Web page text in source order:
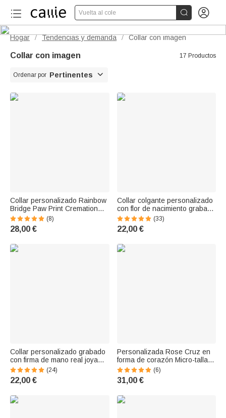
Vuelta al cole  
Hogar / Tendencias y demanda / Collar con imagen
Collar con imagen 17 Productos
Ordenar por Pertinentes 
Collar personalizado Rainbow
Bridge Paw Print Cremation
Urn para cenizas con texto
grabado y retrato Birthday
Memorial Gift for Cat Dog
(8)
28,00 €
Collar colgante personalizado
con flor de nacimiento grabada
y foto regalo de Día de la
Madre o cumpleaños para
mujer
(33)
22,00 €
Collar personalizado grabado
con firma de mano real joya
conmemorativa regalo de
cumpleaños o aniversario
para mujeres
(24)
22,00 €
Personalizada Rose Cruz en
forma de corazón Micro-tallado
collar de proyección de fotos
Cumpleaños Aniversario
Regalo para Mujer
(6)
31,00 €